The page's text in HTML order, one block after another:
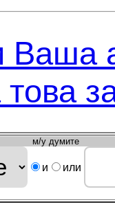
Вашa
м/у думите
и или